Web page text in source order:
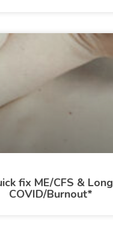
fix ME/CFS & Long
COVID/Burnout*